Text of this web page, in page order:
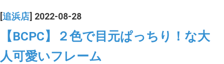
[追浜店] 2022-08-28
【BCPC】２色で目元ぱっちり！な大
人可愛いフレーム